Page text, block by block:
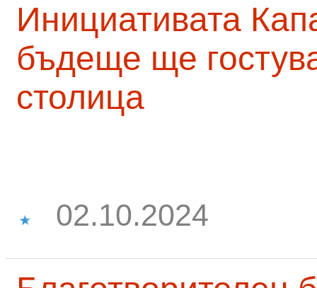
Инициативата
бъдеще ще
столица
02.10.2024